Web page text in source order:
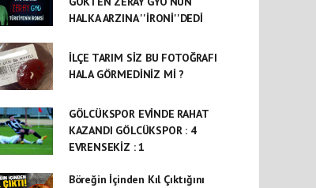
HALKA ARZINA ''İRONİ''DEDİ
İLÇE TARIM SİZ BU FOTOĞRAFI
HALA GÖRMEDİNİZ Mİ ?
GÖLCÜKSPOR EVİNDE RAHAT
KAZANDI GÖLCÜKSPOR : 4
EVRENSEKİZ : 1
Böreğin İçinden Kıl Çıktığını